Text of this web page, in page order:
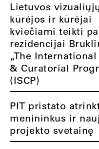
Lietuvos
kūrėjos ir kūrėjai
kviečiami teikti
rezidencijai
„The
& Curatorial
(ISCP)
PIT pristato
menininkus ir
projekto svetainę